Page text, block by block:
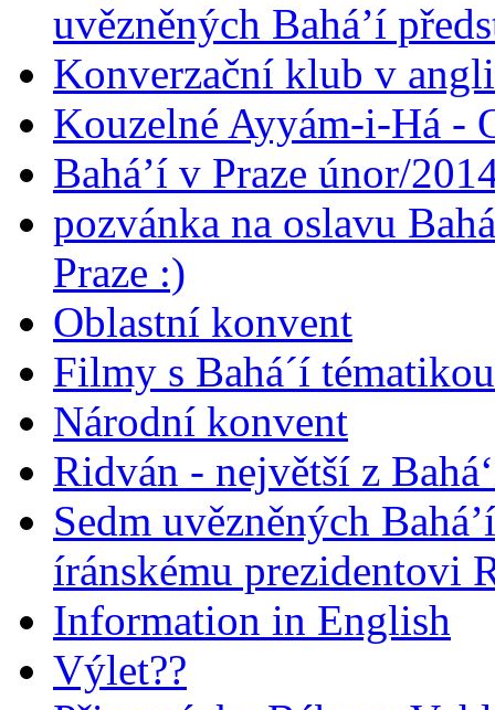
uvězněných Bahá’í
Konverzační klub v
Kouzelné Ayyám-i-Há -
Bahá’í v Praze únor/
pozvánka na oslavu
Praze :)
Oblastní konvent
Filmy s Bahá´í
Národní konvent
Ridván - největší z
Sedm uvězněných
íránskému prezidentovi
Information in English
Výlet??